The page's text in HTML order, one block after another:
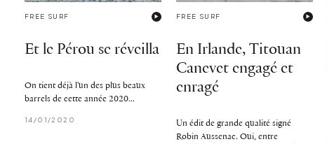
FREE SURF
Et le Pérou se réveilla
On tient déjà l'un des plus beaux
barrels de cette année 2020...
14/01/2020
FREE SURF
En Irlande, Titouan
Canevet engagé et
enragé
Un édit de grande qualité signé
Robin Aussenac. Oui, entre